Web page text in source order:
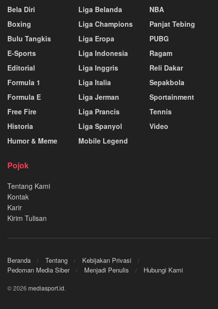
Bela Diri
Boxing
Bulu Tangkis
E-Sports
Editorial
Formula 1
Formula E
Free Fire
Historia
Humor & Meme
Liga Belanda
Liga Champions
Liga Eropa
Liga Indonesia
Liga Inggris
Liga Italia
Liga Jerman
Liga Prancis
Liga Spanyol
Mobile Legend
NBA
Panjat Tebing
PUBG
Ragam
Reli Dakar
Sepakbola
Sportainment
Tennis
Video
Pojok
Tentang Kami
Kontak
Karir
Kirim Tulisan
Beranda Tentang
Kebijakan Privasi
Pedoman Media Siber
Menjadi Penulis Hubungi Kami
© 2026 mediasport.id.